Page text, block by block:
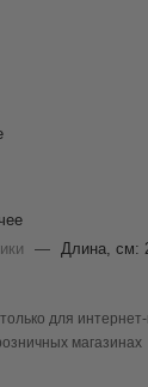
—
Длина, см:
для
магазинах